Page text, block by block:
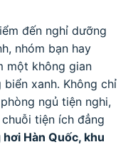
đến nghỉ dưỡng
nhóm bạn hay
một không gian
xanh. Không chỉ
ngủ tiện nghi,
tiện ích đẳng
Hàn Quốc, khu